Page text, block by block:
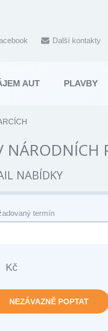
AUT PLAVBY
Další kontakty
NABÍDKY
termín
Kč
NEZÁVAZNĚ POPTAT